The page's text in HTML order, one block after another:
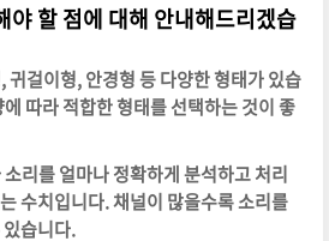
야 할 점에 대해 안내해드리겠습
귀걸이형, 안경형 등 다양한 형태가 있습
따라 적합한 형태를 선택하는 것이 좋
리를 얼마나 정확하게 분석하고 처리
수치입니다. 채널이 많을수록 소리를
습니다.